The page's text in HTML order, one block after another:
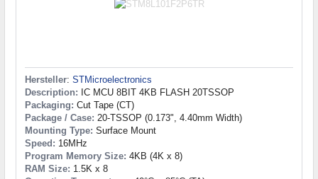
Hersteller: STMicroelectronics
Description: IC MCU 8BIT 4KB FLASH 20TSSOP
Packaging: Cut Tape (CT)
Package / Case: 20-TSSOP (0.173", 4.40mm Width)
Mounting Type: Surface Mount
Speed: 16MHz
Program Memory Size: 4KB (4K x 8)
RAM Size: 1.5K x 8